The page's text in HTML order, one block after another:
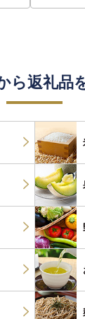
ら返礼品